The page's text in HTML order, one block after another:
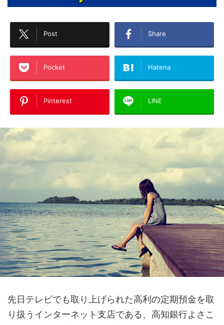
Post Share
Pocket Hatena
Pinterest LINE
先日テレビでも取り上げられた高利の定期預金を取
り扱うインターネット支店である、高知銀行よさこ